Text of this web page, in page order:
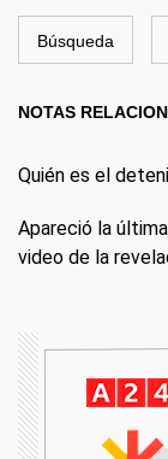
Búsqueda
NOTAS
Quién es el
Apareció la
video de la